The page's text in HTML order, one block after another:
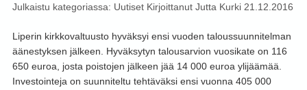
Julkaistu kategoriassa: UutisetKirjoittanut Jutta Kurki21.12.2016
Liperin kirkkovaltuusto hyväksyi ensi vuoden taloussuunnitelman
äänestyksen jälkeen. Hyväksytyn talousarvion vuosikate on 116
650 euroa, josta poistojen jälkeen jää 14 000 euroa ylijäämää.
Investointeja on suunniteltu tehtäväksi ensi vuonna 405 000